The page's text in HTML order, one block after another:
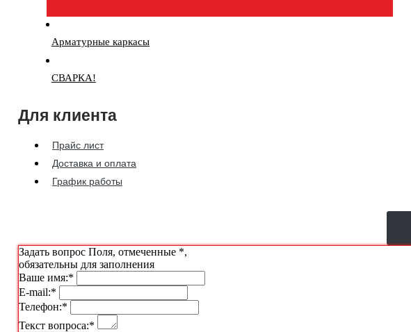
Арматурные каркасы
СВАРКА!
Для клиента
Прайс лист
Доставка и оплата
График работы
Задать вопрос Поля, отмеченные *,
обязательны для заполнения
Ваше имя:*
E-mail:*
Телефон:*
Текст вопроса:*